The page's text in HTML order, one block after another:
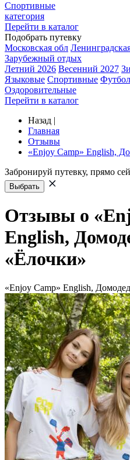
Спортивные
категория
Перейти в каталог
Подобрать путевку
Московская обл
Зарубежный отдых
Летний 2026 Весенний 2027
Языковые Спортивные
Оздоровительные
Перейти в каталог
Назад |
Главная
Отзывы
«Enjoy Camp» English,
Забронируй путевку, прямо
Выбрать
Отзывы о
English,
«Ёлочки»
«Enjoy Camp» English,